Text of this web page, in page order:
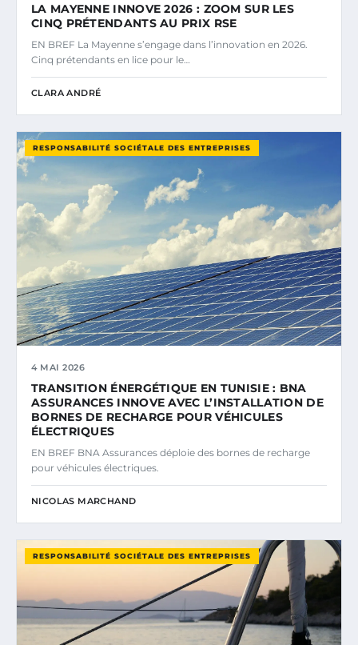
LA MAYENNE INNOVE 2026 : ZOOM SUR LES
CINQ PRÉTENDANTS AU PRIX RSE
EN BREF La Mayenne s’engage dans l’innovation en 2026.
Cinq prétendants en lice pour le…
CLARA ANDRÉ
RESPONSABILITÉ SOCIÉTALE DES ENTREPRISES
4 MAI 2026
TRANSITION ÉNERGÉTIQUE EN TUNISIE : BNA
ASSURANCES INNOVE AVEC L’INSTALLATION DE
BORNES DE RECHARGE POUR VÉHICULES
ÉLECTRIQUES
EN BREF BNA Assurances déploie des bornes de recharge
pour véhicules électriques.
NICOLAS MARCHAND
RESPONSABILITÉ SOCIÉTALE DES ENTREPRISES